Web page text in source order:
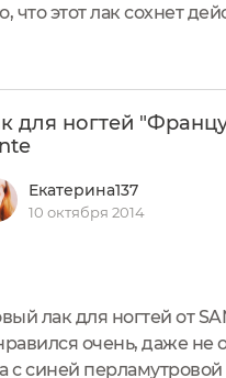
этот лак сохнет
для ногтей
Екатерина137
10 октября 2014
лак для ногтей от
очень, даже не
синей